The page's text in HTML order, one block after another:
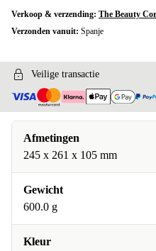
Verkoop & verzending: The Beauty
Verzonden vanuit: Spanje
Veilige transactie
Afmetingen
245 x 261 x 105 mm
Gewicht
600.0 g
Kleur